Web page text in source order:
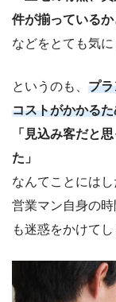
件が揃っている
などをとても気に
というのも、 プ
コストがかかる
「見込み客だと
た」
なんてことにはし
営業マン自身の
も迷惑をかけて